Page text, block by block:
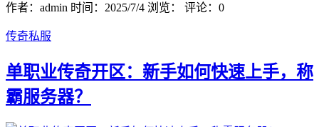
作者：admin 时间：2025/7/4 浏览： 评论：0
传奇私服
单职业传奇开区：新手如何快速上手，称
霸服务器？